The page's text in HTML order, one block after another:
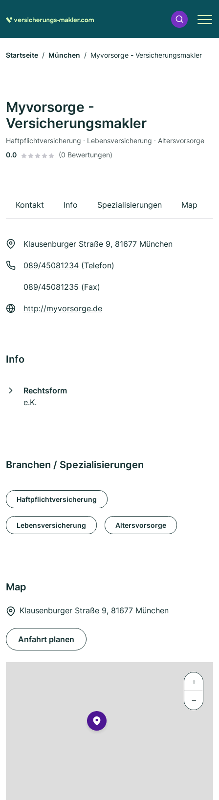
Startseite München Myvorsorge - Versicherungsmakler
Myvorsorge -
Versicherungsmakler
Haftpflichtversicherung · Lebensversicherung · Altersvorsorge
0.0
(0 Bewertungen)
Kontakt Info Spezialisierungen Map
Klausenburger Straße 9, 81677 München
089/45081234 (Telefon)
089/45081235 (Fax)
http://myvorsorge.de
Info
Rechtsform
e.K.
Branchen / Spezialisierungen
Haftpflichtversicherung
Lebensversicherung Altersvorsorge
Map
Klausenburger Straße 9, 81677 München
Anfahrt planen
+
−